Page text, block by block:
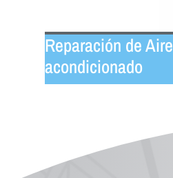
Reparación de Aire
acondicionado